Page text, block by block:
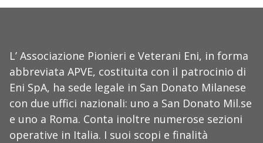
L’ Associazione Pionieri e Veterani Eni, in forma
abbreviata APVE, costituita con il patrocinio di
Eni SpA, ha sede legale in San Donato Milanese
con due uffici nazionali: uno a San Donato Mil.se
e uno a Roma. Conta inoltre numerose sezioni
operative in Italia. I suoi scopi e finalità